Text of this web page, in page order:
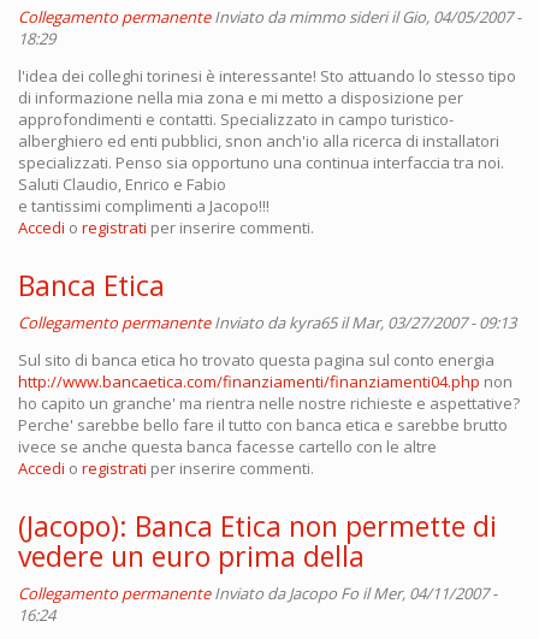
Collegamento permanente Inviato damimmo sideriil Gio, 04/05/2007 -
18:29
l'idea dei colleghi torinesi è interessante! Sto attuando lo stesso tipo
di informazione nella mia zona e mi metto a disposizione per
approfondimenti e contatti. Specializzato in campo turistico-
alberghiero ed enti pubblici, snon anch'io alla ricerca di installatori
specializzati. Penso sia opportuno una continua interfaccia tra noi.
Saluti Claudio, Enrico e Fabio
e tantissimi complimenti a Jacopo!!!
Accedi o registrati per inserire commenti.
Banca Etica
Collegamento permanente Inviato dakyra65il Mar, 03/27/2007 - 09:13
Sul sito di banca etica ho trovato questa pagina sul conto energia
http://www.bancaetica.com/finanziamenti/finanziamenti04.php non
ho capito un granche' ma rientra nelle nostre richieste e aspettative?
Perche' sarebbe bello fare il tutto con banca etica e sarebbe brutto
ivece se anche questa banca facesse cartello con le altre
Accedi o registrati per inserire commenti.
(Jacopo): Banca Etica non permette di
vedere un euro prima della
Collegamento permanente Inviato daJacopo Fo il Mer, 04/11/2007 -
16:24